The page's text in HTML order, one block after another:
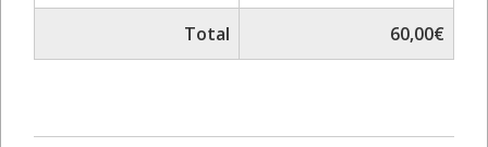
Total
60,00€